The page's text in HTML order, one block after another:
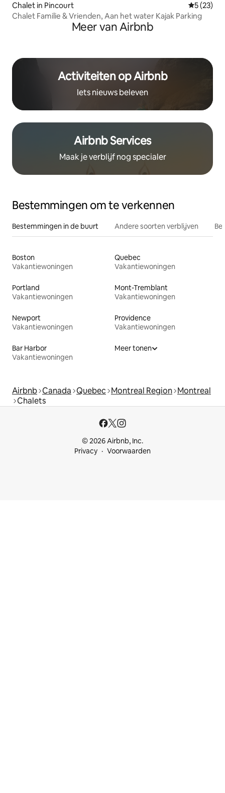
Chalet in Pincourt
5 (23)
Chalet Familie & Vrienden, Aan het water Kajak Parking
Meer van Airbnb
Activiteiten op Airbnb
Iets nieuws beleven
Airbnb Services
Maak je verblijf nog specialer
Bestemmingen om te verkennen
Bestemmingen in de buurt Andere soorten verblijven
Boston
Vakantiewoningen
Quebec
Vakantiewoningen
Portland
Vakantiewoningen
Mont-Tremblant
Vakantiewoningen
Newport
Vakantiewoningen
Providence
Vakantiewoningen
Bar Harbor
Vakantiewoningen
Meer tonen
Airbnb Canada Quebec Montreal Region Montreal
Chalets
© 2026 Airbnb, Inc.
Privacy
Voorwaarden